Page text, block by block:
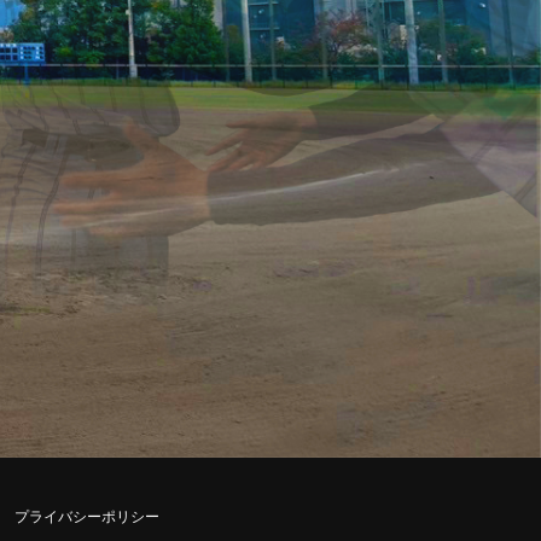
プライバシーポリシー